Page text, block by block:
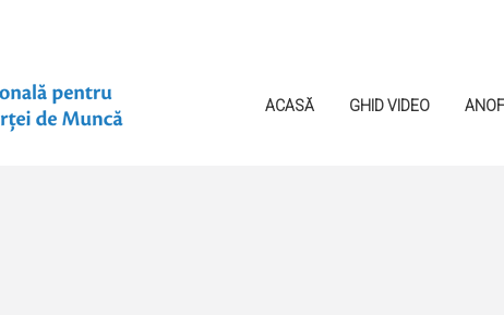
ACASĂ GHID VIDEO